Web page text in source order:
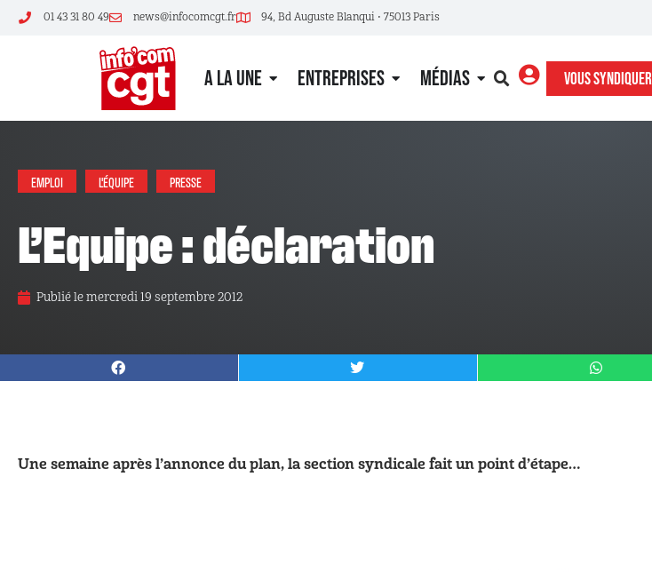
01 43 31 80 49 news@infocomcgt.fr 94, Bd Auguste Blanqui • 75013 Paris
A LA UNE ENTREPRISES MÉDIAS VOUS SYNDIQUER
EMPLOI L'ÉQUIPE PRESSE
L’Equipe : déclaration
Publié lemercredi 19 septembre 2012
Une semaine après l’annonce du plan, la section syndicale fait un point d’étape…